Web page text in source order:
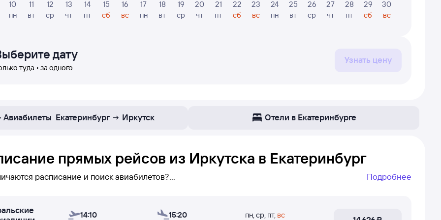
10
пн
11
вт
12
ср
13
чт
14
пт
15
сб
16
вс
17
пн
18
вт
19
ср
20
чт
21
пт
22
сб
23
вс
24
пн
25
вт
26
ср
27
чт
28
пт
29
сб
30
вс
дату
туда • за одного
Узнать цену
Авиабилеты Екатеринбург Иркутск Отели в Екатеринбурге
прямых рейсов из Иркутска в Екатеринбург
расписание и поиск авиабилетов?
— вы его увидите (при поиске авиабилетов бывает не просто найти рейс без пересадок, если он не
Подробнее
14:10
15:20
пн,ср, пт, вс